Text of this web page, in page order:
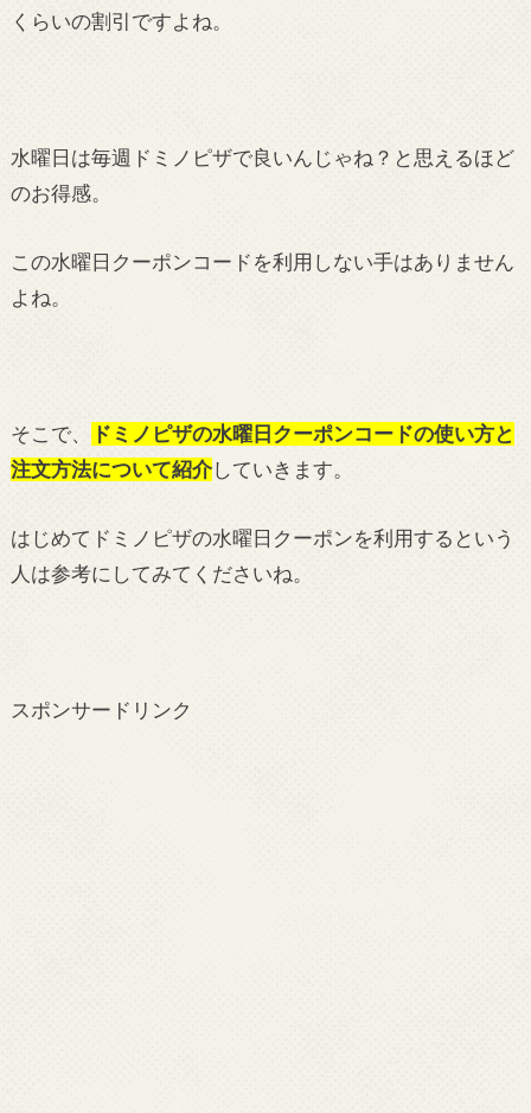
くらいの割引ですよね。
水曜日は毎週ドミノピザで良いんじゃね？と思えるほど
のお得感。
この水曜日クーポンコードを利用しない手はありません
よね。
そこで、
ドミノピザの水曜日クーポンコードの使い方と
注文方法について紹介していきます。
はじめてドミノピザの水曜日クーポンを利用するという
人は参考にしてみてくださいね。
スポンサードリンク